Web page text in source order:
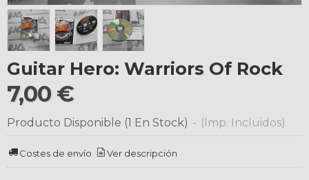
Guitar Hero: Warriors Of Rock
7,00 €
Producto Disponible (1 En Stock) - (Imp. Incluidos)
Costes de envío Ver descripción